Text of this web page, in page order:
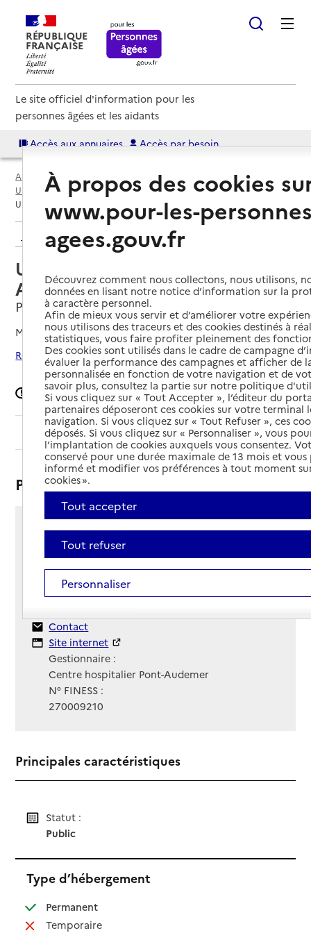
RÉPUBLIQUE
FRANÇAISE
Le site officiel d'information pour les
personnes âgées et les aidants
Accès aux annuaires Accès par besoin
Accueil
Annuaire USLD
USLD par département
Eure (27)
Pont-Audemer
USLD du Centre hospitalier Pont-Audemer
Retour aux résultats de l'annuaire
USLD du Centre hospitalier Pont-
Audemer
Pont-Audemer, EURE
Mis à jour le12/02/2025
Rechercher les établissements autour de Pont-Audemer
Signaler une erreur
Sommaire
Présentation
64 route de Lisieux
BP 431
27500 - Pont-Audemer
Voir itinéraire
Téléphone :
Contact
Contact
Site Internet
Site internet
Gestionnaire :
Centre hospitalier Pont-Audemer
N° FINESS :
270009210
Principales caractéristiques
Statut :
Public
Type d’hébergement
Permanent: disponible
Temporaire: non disponible
À propos des cookies
www.pour-les-
agees.gouv.fr
Découvrez comment nous collectons, nous utilisons,
données en lisant notre notice d’information sur la
à caractère personnel.
Afin de mieux vous servir et d’améliorer votre
nous utilisons des traceurs et des cookies destinés à
statistiques, vous faire profiter pleinement des
Des cookies sont utilisés dans le cadre de campagne
évaluer la performance des campagnes et afficher de
personnalisée en fonction de votre navigation et de
savoir plus, consultez la partie sur notre politique
Si vous cliquez sur « Tout Accepter », l’éditeur du
partenaires déposeront ces cookies sur votre terminal
navigation. Si vous cliquez sur « Tout Refuser », ces
déposés. Si vous cliquez sur « Personnaliser », vous
l’implantation de cookies auxquels vous consentez.
conservé pour une durée maximale de 13 mois et
informé et modifier vos préférences à tout moment
cookies ».
Tout accepter
Tout refuser
Personnaliser